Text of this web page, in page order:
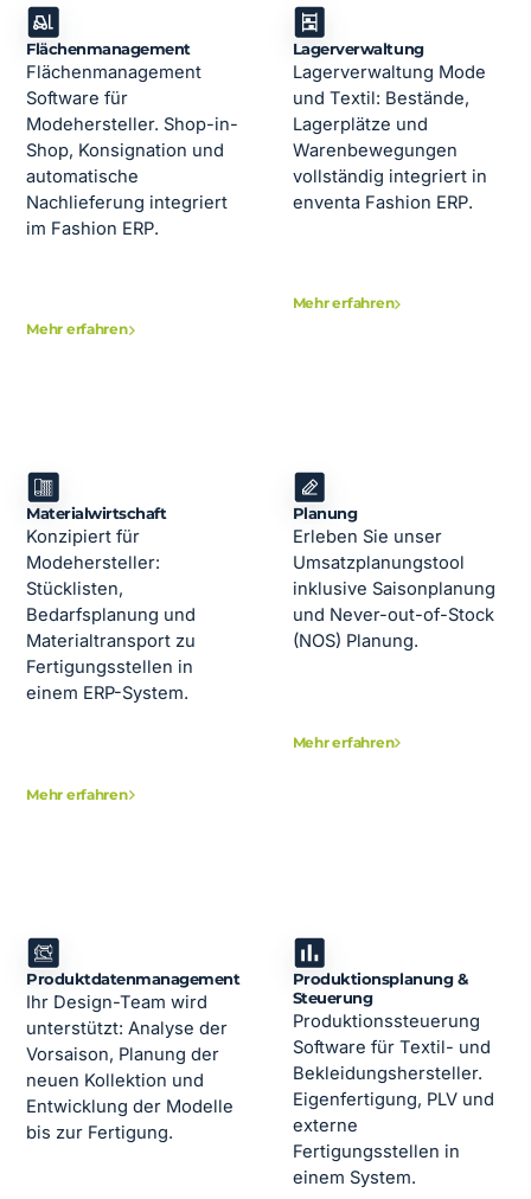
Flächenmanagement
Flächenmanagement
Software für
Modehersteller. Shop-in-
Shop, Konsignation und
automatische
Nachlieferung integriert
im Fashion ERP.
Mehr erfahren
Lagerverwaltung
Lagerverwaltung Mode
und Textil: Bestände,
Lagerplätze und
Warenbewegungen
vollständig integriert in
enventa Fashion ERP.
Mehr erfahren
Materialwirtschaft
Konzipiert für
Modehersteller:
Stücklisten,
Bedarfsplanung und
Materialtransport zu
Fertigungsstellen in
einem ERP-System.
Mehr erfahren
Planung
Erleben Sie unser
Umsatzplanungstool
inklusive Saisonplanung
und Never-out-of-Stock
(NOS) Planung.
Mehr erfahren
Produktdatenmanagement
Ihr Design-Team wird
unterstützt: Analyse der
Vorsaison, Planung der
neuen Kollektion und
Entwicklung der Modelle
bis zur Fertigung.
Produktionsplanung &
Steuerung
Produktionssteuerung
Software für Textil- und
Bekleidungshersteller.
Eigenfertigung, PLV und
externe
Fertigungsstellen in
einem System.